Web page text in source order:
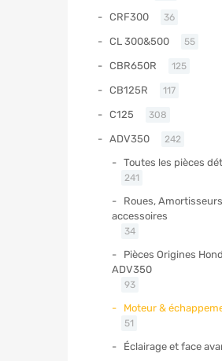
CRF300 36
CL 300&500 55
CBR650R 125
CB125R 117
C125 308
ADV350 242
Toutes les pièces
241
Roues,
accessoires
34
Pièces Origines
ADV350
93
Moteur &
51
Éclairage et face